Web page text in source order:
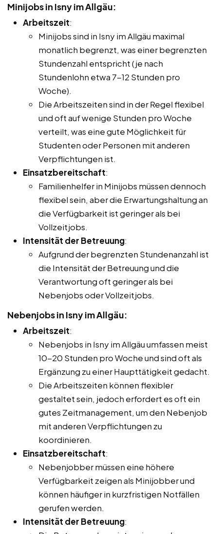
Minijobs in Isny im Allgäu:
Arbeitszeit:
Minijobs sind in Isny im Allgäu maximal
monatlich begrenzt, was einer begrenzten
Stundenzahl entspricht (je nach
Stundenlohn etwa 7-12 Stunden pro
Woche).
Die Arbeitszeiten sind in der Regel flexibel
und oft auf wenige Stunden pro Woche
verteilt, was eine gute Möglichkeit für
Studenten oder Personen mit anderen
Verpflichtungen ist.
Einsatzbereitschaft:
Familienhelfer in Minijobs müssen dennoch
flexibel sein, aber die Erwartungshaltung an
die Verfügbarkeit ist geringer als bei
Vollzeitjobs.
Intensität der Betreuung:
Aufgrund der begrenzten Stundenanzahl ist
die Intensität der Betreuung und die
Verantwortung oft geringer als bei
Nebenjobs oder Vollzeitjobs.
Nebenjobs in Isny im Allgäu:
Arbeitszeit:
Nebenjobs in Isny im Allgäu umfassen meist
10-20 Stunden pro Woche und sind oft als
Ergänzung zu einer Haupttätigkeit gedacht.
Die Arbeitszeiten können flexibler
gestaltet sein, jedoch erfordert es oft ein
gutes Zeitmanagement, um den Nebenjob
mit anderen Verpflichtungen zu
koordinieren.
Einsatzbereitschaft:
Nebenjobber müssen eine höhere
Verfügbarkeit zeigen als Minijobber und
können häufiger in kurzfristigen Notfällen
gerufen werden.
Intensität der Betreuung: